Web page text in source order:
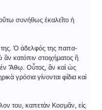
συνήθως ἐκαλεῖτο ἡ
της. Ὁ ἀδελφός της παπα-
κατόπιν στοιχήματος ἢ
ἐν Ἄθῳ. Οὗτος, ἂν καὶ ὡς
γρόσια γίνονται φίδια καὶ
του, καπετὰν Κοσμᾶν, εἰς